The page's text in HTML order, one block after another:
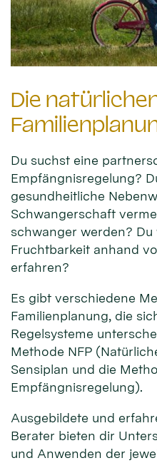
Die
Du suchst eine
Empfängnisregelung?
gesundheitliche
Schwangerschaft
schwanger werden?
Fruchtbarkeit anhand
erfahren?
Es gibt verschiedene
Familienplanung, die
Regelsysteme
Methode NFP
Sensiplan und die
Empfängnisregelung).
Ausgebildete und
Berater bieten dir
und Anwenden der